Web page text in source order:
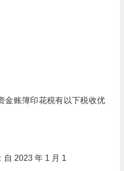
金账簿印花税有以下税收优
自 2023 年 1 月 1